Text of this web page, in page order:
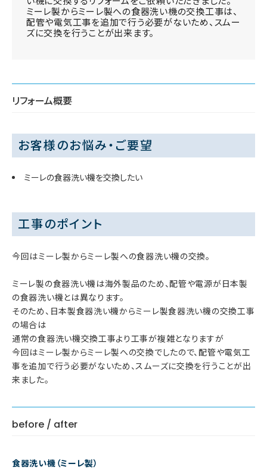
ミーレ製からミーレ製への食器洗い機の交換工事は、
配管や電気工事を追加で行う必要がないため、スムー
ズに交換を行うことが出来ます。
リフォーム概要
お客様のお悩み・ご要望
ミーレの食器洗い機を交換したい
工事のポイント
今回はミーレ製からミーレ製への食器洗い機の交換。
ミーレ製の食器洗い機は海外製品のため、配管や電源が日本製
の食器洗い機とは異なります。
そのため、日本製食器洗い機からミーレ製食器洗い機の交換工事
の場合は
通常の食器洗い機交換工事より工事が複雑となりますが
今回はミーレ製からミーレ製への交換でしたので、配管や電気工
事を追加で行う必要がないため、スムーズに交換を行うことが出
来ました。
before / after
食器洗い機（ミーレ製）